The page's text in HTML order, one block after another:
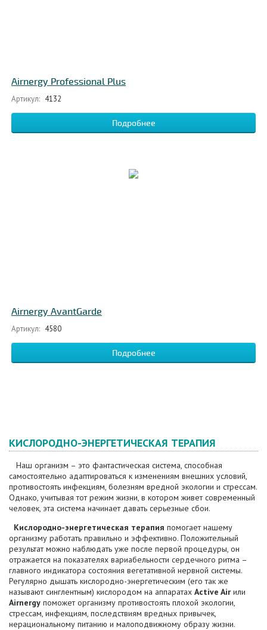
Airnergy Professional Plus
Артикул: 4132
Подробнее
Airnergy AvantGarde
Артикул: 4580
Подробнее
КИСЛОРОДНО-ЭНЕРГЕТИЧЕСКАЯ ТЕРАПИЯ
Наш организм – это фантастическая система, способная
самостоятельно адаптироваться к изменениям внешних условий,
противостоять инфекциям, болезням вредной экологии и стрессам.
Однако, учитывая тот режим жизни, в котором живет современный
человек, эта система начинает давать серьезные сбои.
Кислородно-энергетическая терапия помогает нашему
организму работать правильно и эффективно. Положительный
результат можно наблюдать уже после первой процедуры, он
отражается на показателях вариабельности сердечного ритма –
главного индикатора состояния вегетативной нервной системы.
Регулярно дышать кислородно-энергетическим (его так же
называют синглентным) кислородом на аппаратах Active Air или
Airnergy поможет организму противостоять плохой экологии,
стрессам, инфекциям, последствиям вредных привычек,
нерациональному питанию и малоподвижному образу жизни.